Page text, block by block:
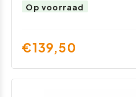
Op voorraad
€139,50